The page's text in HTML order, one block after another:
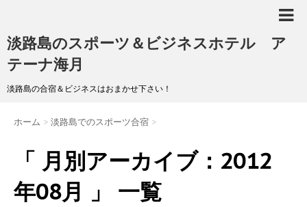
淡路島のスポーツ＆ビジネスホテル ア
テーナ海月
淡路島の合宿＆ビジネスはおまかせ下さい！
ホーム > 淡路島でのスポーツ合宿 >
「 月別アーカイブ：2012
年08月 」 一覧